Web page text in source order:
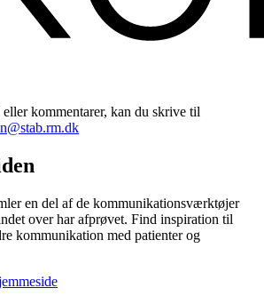
kommentarer, kan du skrive til
en del af de kommunikationsværktøjer
over har afprøvet. Find inspiration til
kommunikation med patienter og